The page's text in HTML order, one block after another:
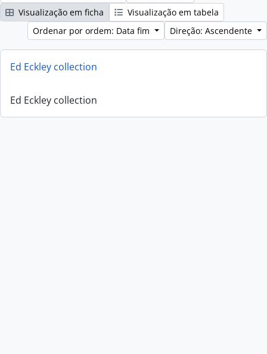
Visualização em ficha
Visualização em tabela
Ordenar por ordem: Data fim
Direção: Ascendente
Ed Eckley collection
Ed Eckley collection